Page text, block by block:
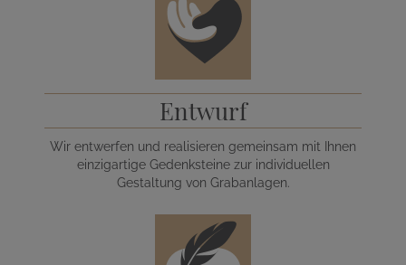
Entwurf
Wir entwerfen und realisieren gemeinsam mit Ihnen
einzigartige Gedenksteine zur individuellen
Gestaltung von Grabanlagen.